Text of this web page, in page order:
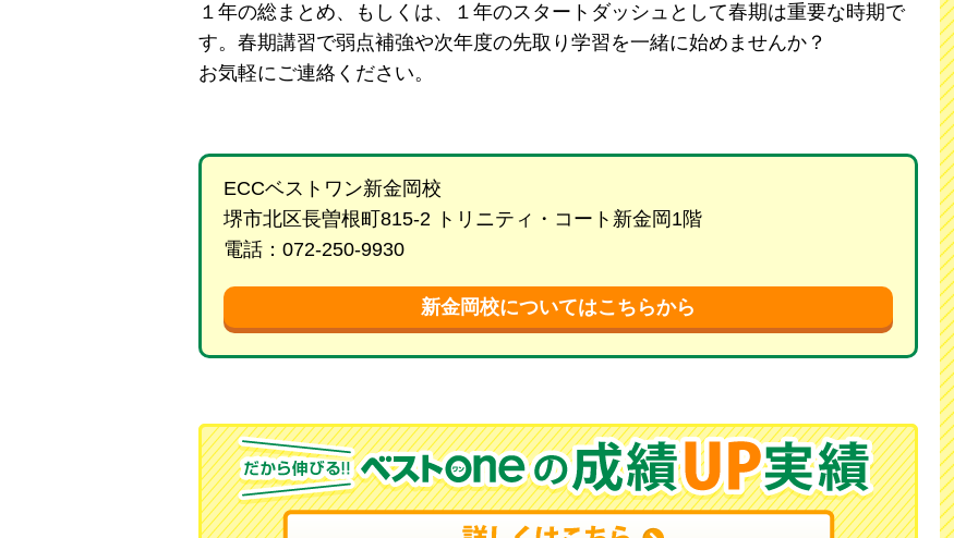
１年の総まとめ、もしくは、１年のスタートダッシュとして春期は重要な時期で
す。春期講習で弱点補強や次年度の先取り学習を一緒に始めませんか？
お気軽にご連絡ください。
ECCベストワン新金岡校
堺市北区長曽根町815-2 トリニティ・コート新金岡1階
電話：072-250-9930
新金岡校についてはこちらから